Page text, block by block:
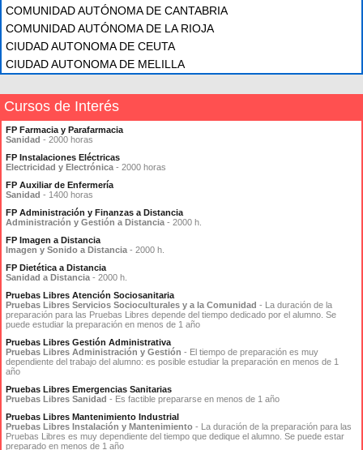
COMUNIDAD AUTÓNOMA DE CANTABRIA
COMUNIDAD AUTÓNOMA DE LA RIOJA
CIUDAD AUTONOMA DE CEUTA
CIUDAD AUTONOMA DE MELILLA
Cursos de Interés
FP Farmacia y Parafarmacia
Sanidad - 2000 horas
FP Instalaciones Eléctricas
Electricidad y Electrónica - 2000 horas
FP Auxiliar de Enfermería
Sanidad - 1400 horas
FP Administración y Finanzas a Distancia
Administración y Gestión a Distancia - 2000 h.
FP Imagen a Distancia
Imagen y Sonido a Distancia - 2000 h.
FP Dietética a Distancia
Sanidad a Distancia - 2000 h.
Pruebas Libres Atención Sociosanitaria
Pruebas Libres Servicios Socioculturales y a la Comunidad - La duración de la
preparación para las Pruebas Libres depende del tiempo dedicado por el alumno. Se
puede estudiar la preparación en menos de 1 año
Pruebas Libres Gestión Administrativa
Pruebas Libres Administración y Gestión - El tiempo de preparación es muy
dependiente del trabajo del alumno: es posible estudiar la preparación en menos de 1
año
Pruebas Libres Emergencias Sanitarias
Pruebas Libres Sanidad - Es factible prepararse en menos de 1 año
Pruebas Libres Mantenimiento Industrial
Pruebas Libres Instalación y Mantenimiento - La duración de la preparación para las
Pruebas Libres es muy dependiente del tiempo que dedique el alumno. Se puede estar
preparado en menos de 1 año